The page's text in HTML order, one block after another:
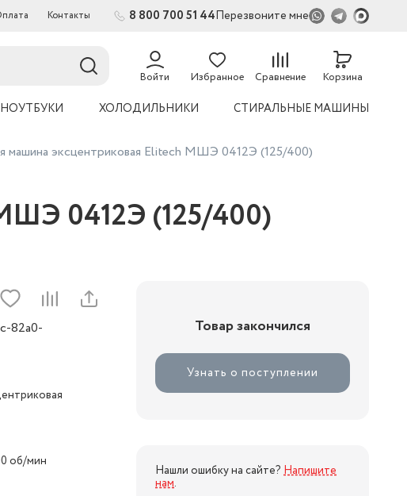
Контакты 8 800 700 51 44Перезвоните мне
Войти Избранное Сравнение Корзина
НОУТБУКИ ХОЛОДИЛЬНИКИ СТИРАЛЬНЫЕ МАШИНЫ
машина эксцентриковая Elitech МШЭ 0412Э (125/400)
0412Э (125/400)
82a0-
об/мин
Товар закончился
Узнать о поступлении
Нашли ошибку на сайте? Напишите
нам.